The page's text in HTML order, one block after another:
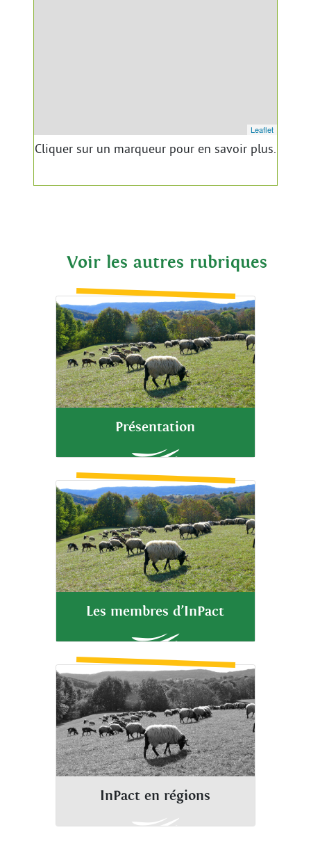
Leaflet
Cliquer sur un marqueur pour en savoir plus.
Voir les autres rubriques
Présentation
Les membres d’InPact
InPact en régions